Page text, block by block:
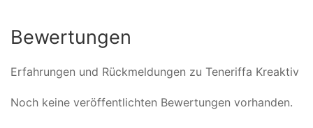
Bewertungen
Erfahrungen und Rückmeldungen zu Teneriffa Kreaktiv
Noch keine veröffentlichten Bewertungen vorhanden.